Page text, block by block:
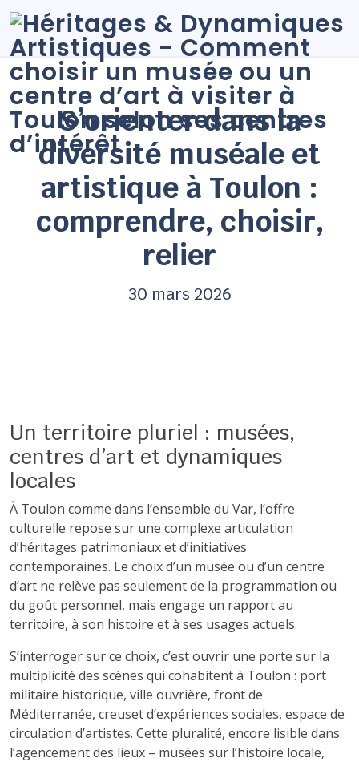
S’orienter dans la
diversité muséale et
artistique à Toulon :
comprendre, choisir,
relier
30 mars 2026
Un territoire pluriel : musées,
centres d’art et dynamiques
locales
À Toulon comme dans l’ensemble du Var, l’offre
culturelle repose sur une complexe articulation
d’héritages patrimoniaux et d’initiatives
contemporaines. Le choix d’un musée ou d’un centre
d’art ne relève pas seulement de la programmation ou
du goût personnel, mais engage un rapport au
territoire, à son histoire et à ses usages actuels.
S’interroger sur ce choix, c’est ouvrir une porte sur la
multiplicité des scènes qui cohabitent à Toulon : port
militaire historique, ville ouvrière, front de
Méditerranée, creuset d’expériences sociales, espace de
circulation d’artistes. Cette pluralité, encore lisible dans
l’agencement des lieux – musées sur l’histoire locale,